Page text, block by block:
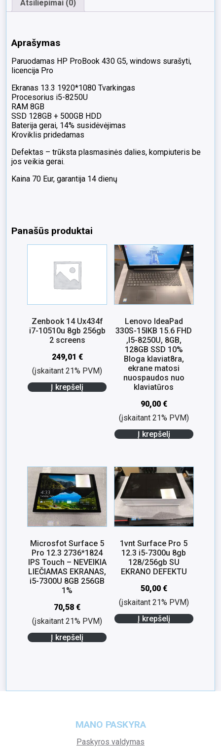
Atsiliepimai (0)
Aprašymas
Paruodamas HP ProBook 430 G5, windows surašyti,
licencija Pro
Ekranas 13.3 1920*1080 Tvarkingas
Procesorius i5-8250U
RAM 8GB
SSD 128GB + 500GB HDD
Baterija gerai, 14% susidėvėjimas
Kroviklis pridedamas
Defektas – trūksta plasmasinės dalies, kompiuteris be
jos veikia gerai.
Kaina 70 Eur, garantija 14 dienų
Panašūs produktai
Zenbook 14 Ux434f
i7-10510u 8gb 256gb
2 screens
249,01 €
(įskaitant 21% PVM)
Į krepšelį
Lenovo IdeaPad
330S-15IKB 15.6 FHD
,I5-8250U, 8GB,
128GB SSD 10%
Bloga klaviat8ra,
ekrane matosi
nuospaudos nuo
klaviatūros
90,00 €
(įskaitant 21% PVM)
Į krepšelį
Microsfot Surface 5
Pro 12.3 2736*1824
IPS Touch – NEVEIKIA
LIEČIAMAS EKRANAS,
i5-7300U 8GB 256GB
1%
70,58€
(įskaitant 21% PVM)
Į krepšelį
1vnt Surface Pro 5
12.3 i5-7300u 8gb
128/256gb SU
EKRANO DEFEKTU
50,00 €
(įskaitant 21% PVM)
Į krepšelį
MANO PASKYRA
Paskyros valdymas